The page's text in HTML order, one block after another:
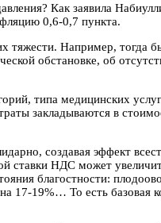
Как заявила
0,6-0,7 пункта.
тяжести. Например, тогда
обстановке, об
типа медицинских
закладываются в
создавая эффект
ставки НДС может
благостности:
17-19%… То есть базовая